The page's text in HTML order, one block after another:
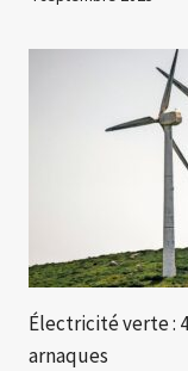
Électricité verte :
arnaques